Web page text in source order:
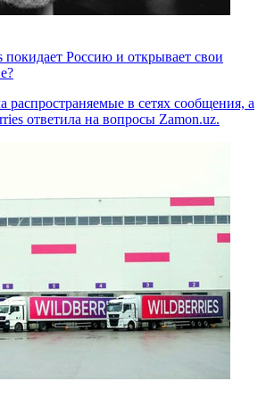
Россию и открывает свои
распространяемые в сетях сообщения, а
ответила на вопросы Zamon.uz.